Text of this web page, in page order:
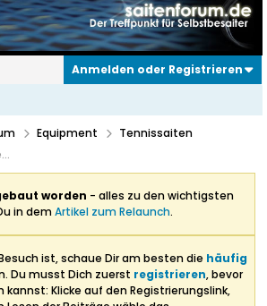
Anmelden oder Registrieren
Equipment
Tennissaiten
worden - alles zu den wichtigsten
in demArtikel zum Relaunch.
ist, schaue Dir am besten die häufig
Du musst Dich zuerst registrieren, bevor
kannst: Klicke auf den Registrierungslink,